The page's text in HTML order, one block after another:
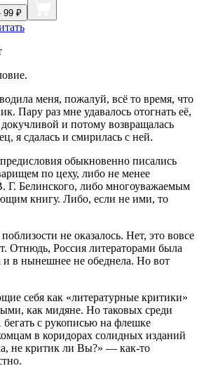
99 ₽
меня, пожалуй, всё то время, что
Пару раз мне удавалось отогнать её,
и потому возвращалась
я сдалась и смирилась с ней.
обыкновенно писались
по цеху, либо не менее
Г. Белинского, либо многоуважаемым
книгу. Либо, если не ими, то
не оказалось. Нет, это вовсе
Отнюдь, Россия литераторами была
и в нынешнее не обеднела. Но вот
себя как «литературные критики»
как мидяне. Но таковых среди
с рукописью на флешке
в коридорах солидных изданий
не критик ли Вы?» — как-то